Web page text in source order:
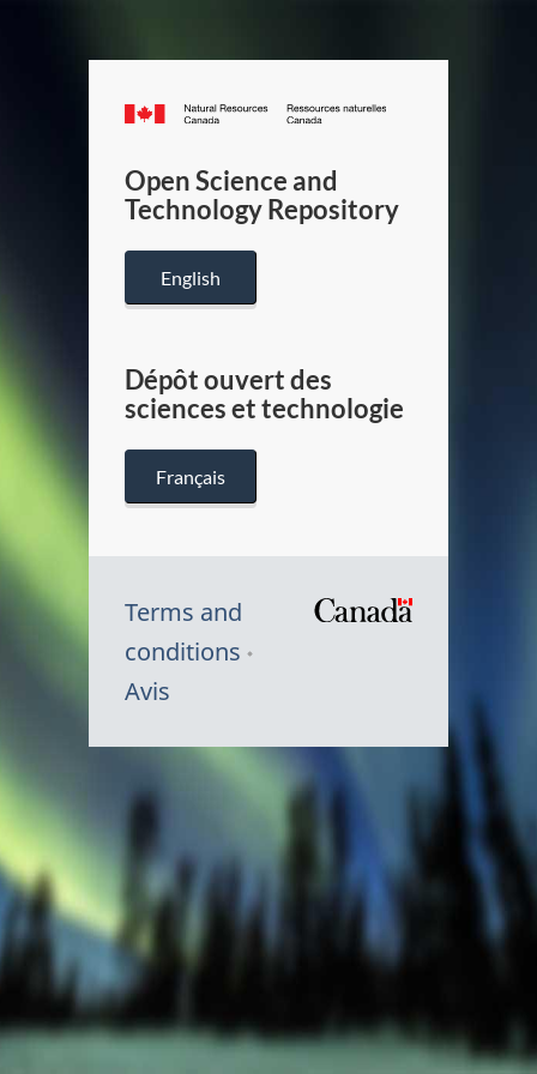
Canada.ca
/
Canada
Open Science and
Technology Repository
English
Dépôt ouvert des
sciences et technologie
Français
Terms and
conditions
Avis
Canada